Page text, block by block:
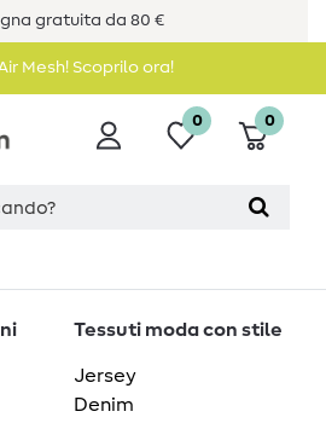
gratuita da 80 €
Mesh! Scoprilo ora!
0 0
Tessuti moda con stile
Jersey
Denim